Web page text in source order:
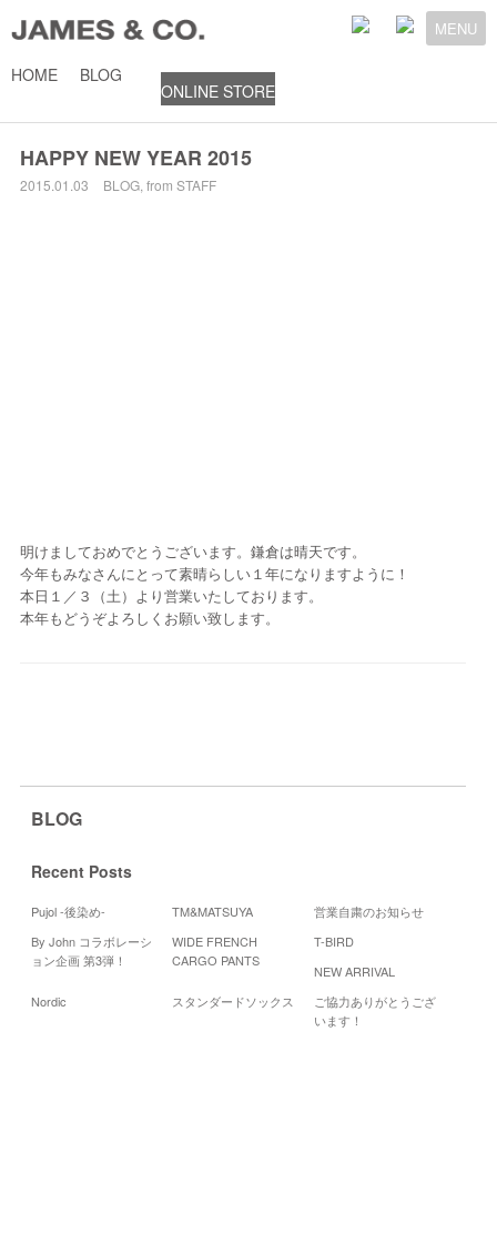
MENU
HOME BLOG
ONLINE STORE
HAPPY NEW YEAR 2015
2015.01.03 BLOG, from STAFF
明けましておめでとうございます。鎌倉は晴天です。
今年もみなさんにとって素晴らしい１年になりますように！
本日１／３（土）より営業いたしております。
本年もどうぞよろしくお願い致します。
BLOG
Recent Posts
Pujol -後染め- TM&MATSUYA
営業自粛のお知らせ
By John コラボレーシ
ョン企画 第3弾！
WIDE FRENCH
CARGO PANTS
T-BIRD
NEW ARRIVAL
Nordic
スタンダードソックス
ご協力ありがとうござ
います！